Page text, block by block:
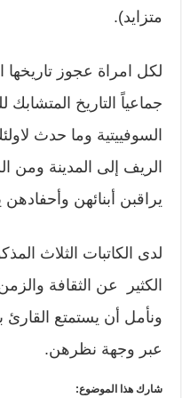
متزايد).
لكل امراة عجوز
جماعياً التاريخ
السوفييتية وما حدث
الريف إلى المدينة ومن
يراقبن أبنائهن
لدى الكاتبات الثلاث
الكثير عن الثقافة
ونأمل أن يستمتع القارئ
عبر وجهة نظرهن.
شارك هذا الموضوع: